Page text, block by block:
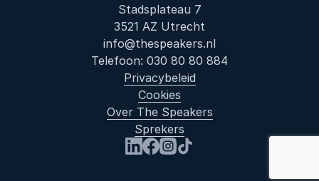
Stadsplateau 7
3521 AZ Utrecht
info@thespeakers.nl
Telefoon: 030 80 80 884
Privacybeleid
Cookies
Over The Speakers
Sprekers